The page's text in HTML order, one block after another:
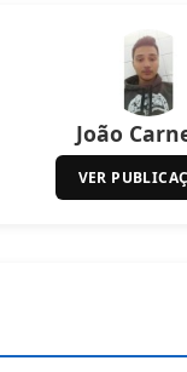
João
VER